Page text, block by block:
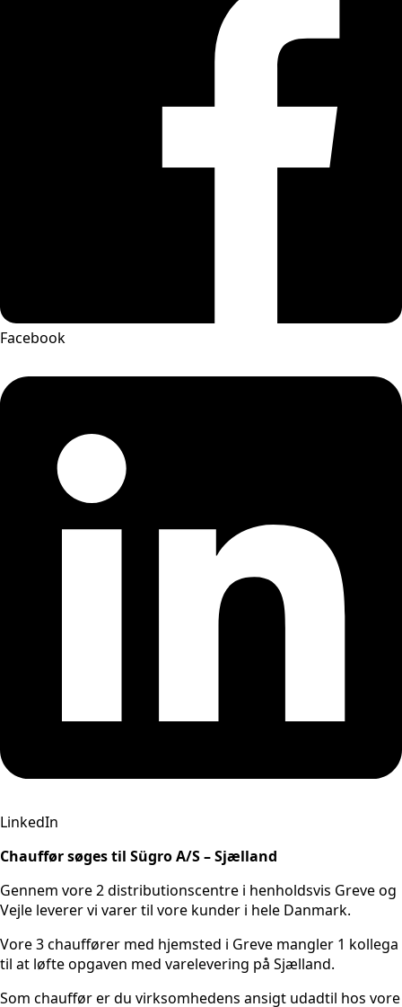
Facebook
LinkedIn
Chauffør søges til Sügro A/S – Sjælland
Gennem vore 2 distributionscentre i henholdsvis Greve og
Vejle leverer vi varer til vore kunder i hele Danmark.
Vore 3 chauffører med hjemsted i Greve mangler 1 kollega
til at løfte opgaven med varelevering på Sjælland.
Som chauffør er du virksomhedens ansigt udadtil hos vore